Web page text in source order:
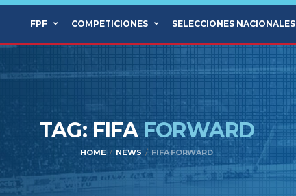
FPF COMPETICIONES SELECCIONES NACIONALES
TAG: FIFAFORWARD
HOME NEWS FIFA FORWARD